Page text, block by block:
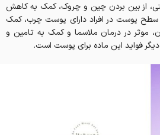
از بین بردن چین و چروک، کمک به کاهش
سطح پوست در افراد دارای پوست چرب، کمک
موثر در درمان ملاسما و کمک به تامین و
فواید این ماده برای پوست است.